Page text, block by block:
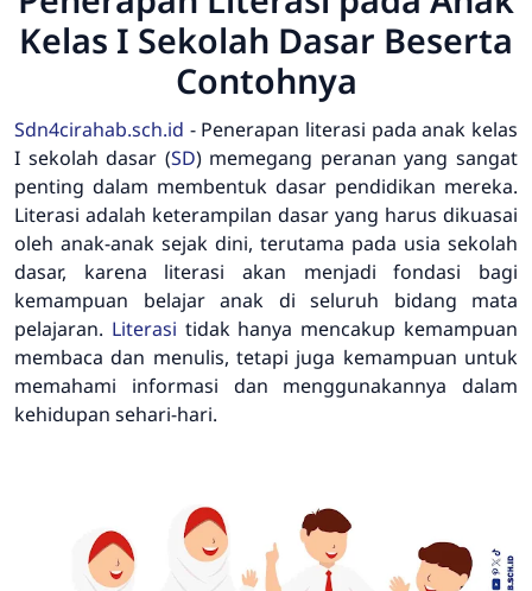
Kelas I Sekolah Dasar Beserta
Contohnya
Sdn4cirahab.sch.id - Penerapan literasi pada anak kelas
I sekolah dasar (SD) memegang peranan yang sangat
penting dalam membentuk dasar pendidikan mereka.
Literasi adalah keterampilan dasar yang harus dikuasai
oleh anak-anak sejak dini, terutama pada usia sekolah
dasar, karena literasi akan menjadi fondasi bagi
kemampuan belajar anak di seluruh bidang mata
pelajaran. Literasi tidak hanya mencakup kemampuan
membaca dan menulis, tetapi juga kemampuan untuk
memahami informasi dan menggunakannya dalam
kehidupan sehari-hari.